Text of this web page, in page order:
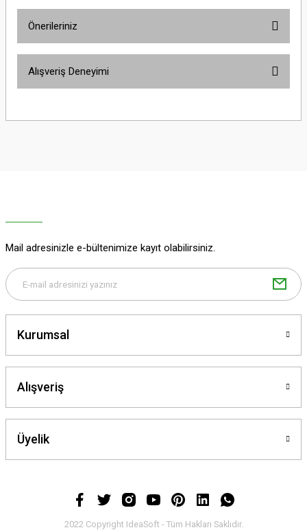
Önerileriniz
yetersiz gördüğünüz noktaları öneri formunu kullanarak tarafımıza
Gönder
Alışveriş Deneyimi
Mail adresinizle e-bültenimize kayıt olabilirsiniz.
Kurumsal
Alışveriş
Üyelik
2022 Copyright IdeaSoft - Tüm Hakları Saklıdır.